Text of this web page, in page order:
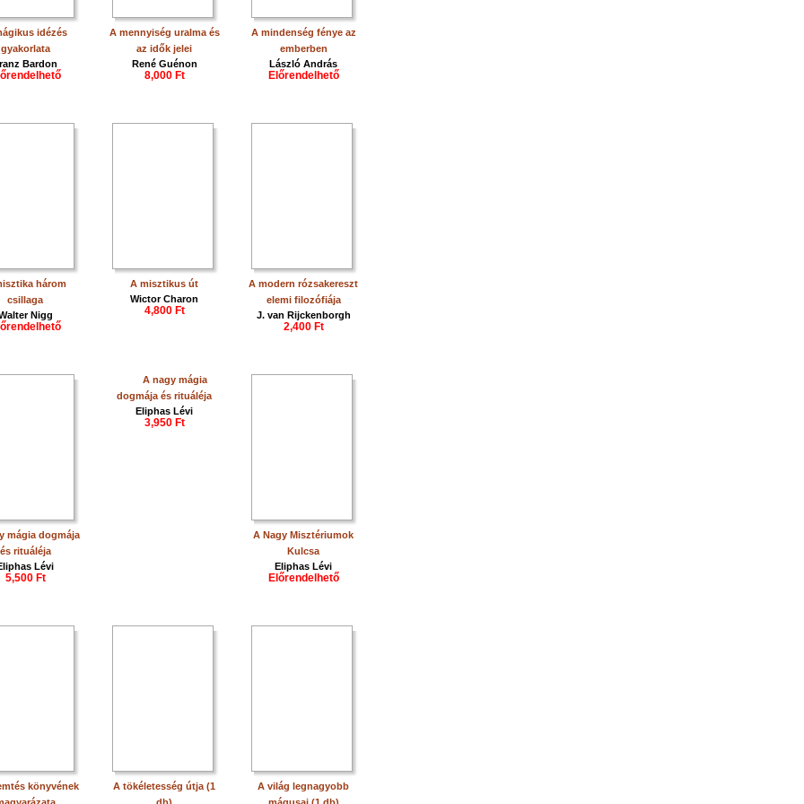
idézés
gyakorlata
Bardon
A mennyiség uralma és
az idők jelei
René Guénon
8,000 Ft
A mindenség fénye az
emberben
László András
Előrendelhető
három
csillaga
Nigg
A misztikus út
Wictor Charon
4,800 Ft
A modern rózsakereszt
elemi filozófiája
J. van Rijckenborgh
2,400 Ft
mágia dogmája
és rituáléja
Lévi
5,500 Ft
A nagy mágia
dogmája és rituáléja
Eliphas Lévi
3,950 Ft
A Nagy Misztériumok
Kulcsa
Eliphas Lévi
Előrendelhető
könyvének
A tökéletesség útja (1
A világ legnagyobb